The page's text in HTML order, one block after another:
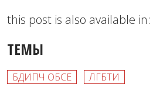
this post is also available in:
ТЕМЫ
БДИПЧ ОБСЕ ЛГБТИ